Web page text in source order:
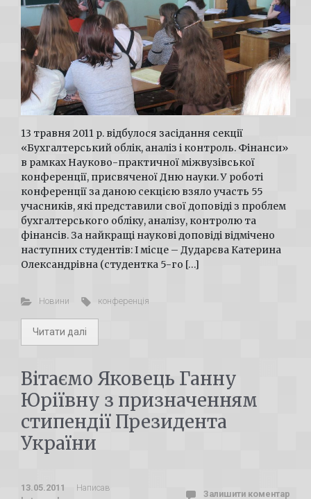
13 травня 2011 р. відбулося засідання секції
«Бухгалтерський облік, аналіз і контроль. Фінанси»
в рамках Науково-практичної міжвузівської
конференції, присвяченої Дню науки. У роботі
конференції за даною секцією взяло участь 55
учасників, які представили свої доповіді з проблем
бухгалтерського обліку, аналізу, контролю та
фінансів. За найкращі наукові доповіді відмічено
наступних студентів: І місце – Дударєва Катерина
Олександрівна (студентка 5-го […]
Новини конференція
Читати далі
Вітаємо Яковець Ганну
Юріївну з призначенням
стипендії Президента
України
13.05.2011
Написав
Залишити коментар